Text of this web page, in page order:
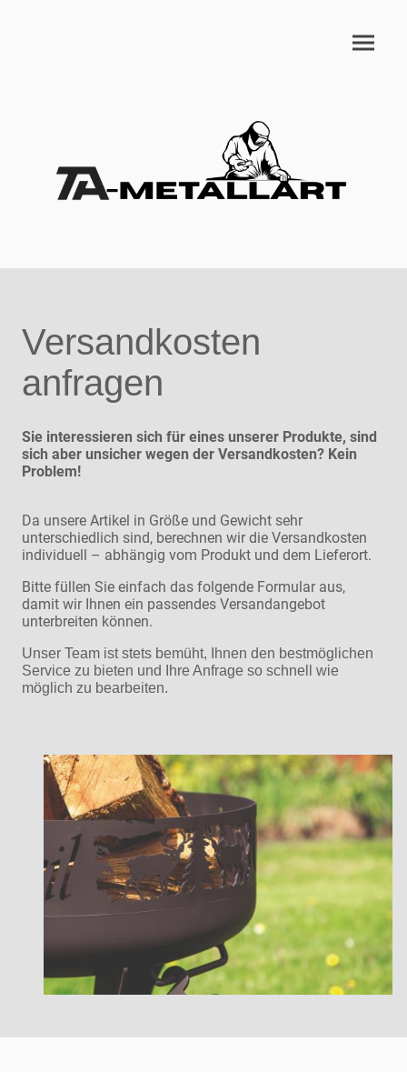
Versandkosten
anfragen
Sie interessieren sich für eines unserer Produkte, sind
sich aber unsicher wegen der Versandkosten? Kein
Problem!
Da unsere Artikel in Größe und Gewicht sehr
unterschiedlich sind, berechnen wir die Versandkosten
individuell – abhängig vom Produkt und dem Lieferort.
Bitte füllen Sie einfach das folgende Formular aus,
damit wir Ihnen ein passendes Versandangebot
unterbreiten können.
Unser Team ist stets bemüht, Ihnen den bestmöglichen
Service zu bieten und Ihre Anfrage so schnell wie
möglich zu bearbeiten.